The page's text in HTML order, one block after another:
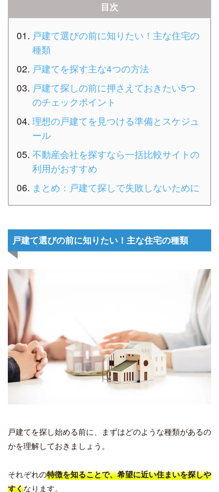
目次
戸建て選びの前に知りたい！主な住宅の
種類
戸建てを探す主な4つの方法
戸建て探しの前に押さえておきたい5つ
のチェックポイント
理想の戸建てを見つける準備とスケジュ
ール
不動産会社を探すなら一括比較サイトの
利用がおすすめ
まとめ：戸建て探しで失敗しないために
戸建て選びの前に知りたい！主な住宅の種類
戸建てを探し始める前に、まずはどのような種類があるの
かを理解しておきましょう。
それぞれの特徴を知ることで、希望に近い住まいを探しや
すくなります。